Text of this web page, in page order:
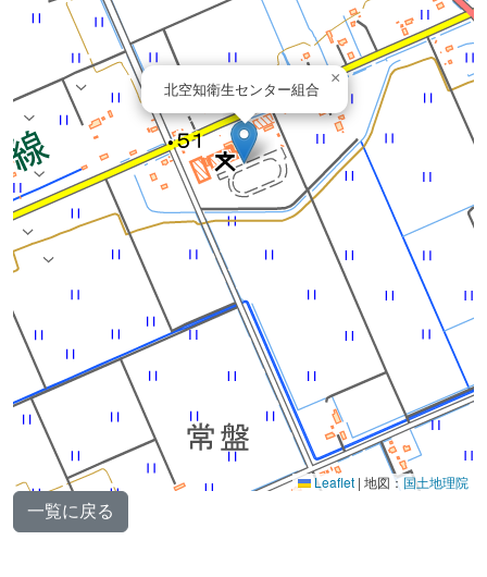
北空知衛生センター組合
×
Leaflet | 地図：国土地理院
一覧に戻る